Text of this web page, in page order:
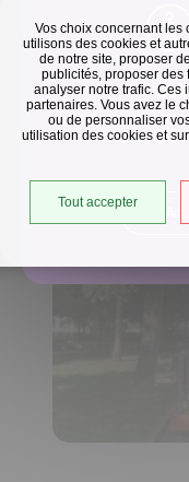
Vos choix concernant les
utilisons des cookies et
de notre site, proposer
publicités, proposer des
analyser notre trafic. Ces
partenaires. Vous avez le
ou de personnaliser
utilisation des cookies et
Tout accepter
En raison des
est avancé
Horaires de